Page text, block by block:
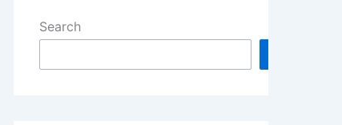
Search